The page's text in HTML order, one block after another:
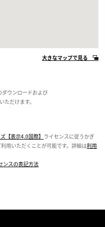
大きなマップで見る
ダウンロードおよび
ただけます。
【表示4.0国際】 ライセンスに従うかぎ
用いただくことが可能です。詳細は利用
ンスの表記方法